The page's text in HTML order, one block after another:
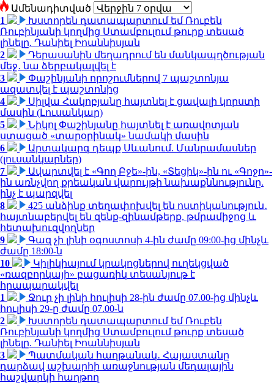
Ամենադիտված
1
Խստորեն դատապարտում եմ Ռուբեն
Ռուբինյանի կողմից Ստամբուլում թուրք տեսած
լինելը. Դանիել Իոաննիսյան
2
Դերասանին մեղադրում են մանկապղծության
մեջ․ նա ձերբակալվել է
3
Փաշինյանի որոշումներով 7 պաշտոնյա
ազատվել է պաշտոնից
4
Սիլվա Հակոբյանը հայտնել է ցավալի կորստի
մասին (Լուսանկար)
5
Նիկոլ Փաշինյանը հայտնել է առավոտյան
ստացած «տարօրինակ» նամակի մասին
6
Արտակարգ դեպք Սևանում. Մանրամասներ
(լուսանկարներ)
7
Ավարտվել է «Գող Բջե»-ին, «Տեցիկ»-ին ու «Գոջո»-
ին առնչվող քրեական վարույթի նախաքննությունը.
ինչ է պարզվել
8
425 անձինք տեղափոխվել են ոստիկանություն․
հայտնաբերվել են զենք-զինամթերք, թմրամիջոց և
հետախուզվողներ
9
Գազ չի լինի օգոստոսի 4-ին ժամը 09:00-ից մինչև
ժամը 18:00-ն
10
Կիլիկիայում կրակոցներով ուղեկցված
«ռազբորկայի» բացառիկ տեսանյութ է
հրապարակվել
1
Ջուր չի լինի հուլիսի 28-ին ժամը 07.00-ից մինչև
հուլիսի 29-ը ժամը 07.00-ն
2
Խստորեն դատապարտում եմ Ռուբեն
Ռուբինյանի կողմից Ստամբուլում թուրք տեսած
լինելը. Դանիել Իոաննիսյան
3
Պատմական հաղթանակ․ Հայաստանը
դարձավ աշխարհի առաջնության մեդալային
հաշվարկի հաղթող